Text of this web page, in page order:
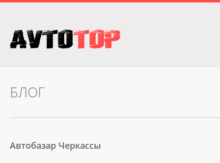
БЛОГ
Автобазар Черкассы